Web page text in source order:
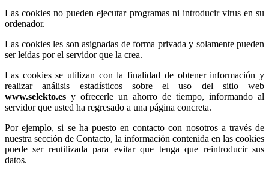
Las cookies no pueden ejecutar programas ni introducir virus en su
ordenador.
Las cookies les son asignadas de forma privada y solamente pueden
ser leídas por el servidor que la crea.
Las cookies se utilizan con la finalidad de obtener información y
realizar análisis estadísticos sobre el uso del sitio web
www.selekto.es y ofrecerle un ahorro de tiempo, informando al
servidor que usted ha regresado a una página concreta.
Por ejemplo, si se ha puesto en contacto con nosotros a través de
nuestra sección de Contacto, la información contenida en las cookies
puede ser reutilizada para evitar que tenga que reintroducir sus
datos.